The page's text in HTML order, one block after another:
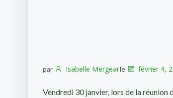
par Isabelle Mergeai le février 4,
Vendredi 30 janvier, lors de la réunion